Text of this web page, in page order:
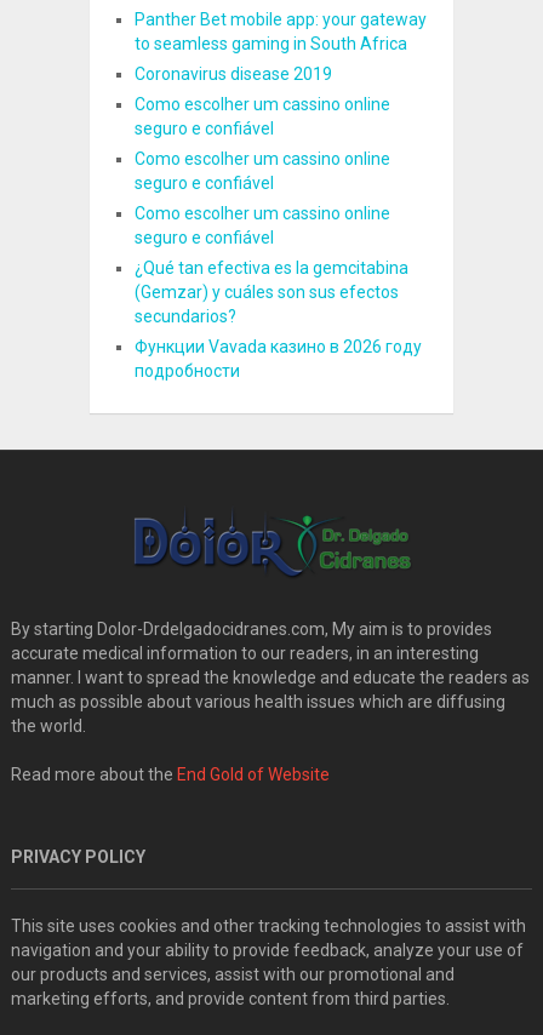
Panther Bet mobile app: your gateway
to seamless gaming in South Africa
Coronavirus disease 2019
Como escolher um cassino online
seguro e confiável
Como escolher um cassino online
seguro e confiável
Como escolher um cassino online
seguro e confiável
¿Qué tan efectiva es la gemcitabina
(Gemzar) y cuáles son sus efectos
secundarios?
Функции Vavada казино в 2026 году
подробности
By starting Dolor-Drdelgadocidranes.com, My aim is to provides
accurate medical information to our readers, in an interesting
manner. I want to spread the knowledge and educate the readers as
much as possible about various health issues which are diffusing
the world.
Read more about the End Gold of Website
PRIVACY POLICY
This site uses cookies and other tracking technologies to assist with
navigation and your ability to provide feedback, analyze your use of
our products and services, assist with our promotional and
marketing efforts, and provide content from third parties.